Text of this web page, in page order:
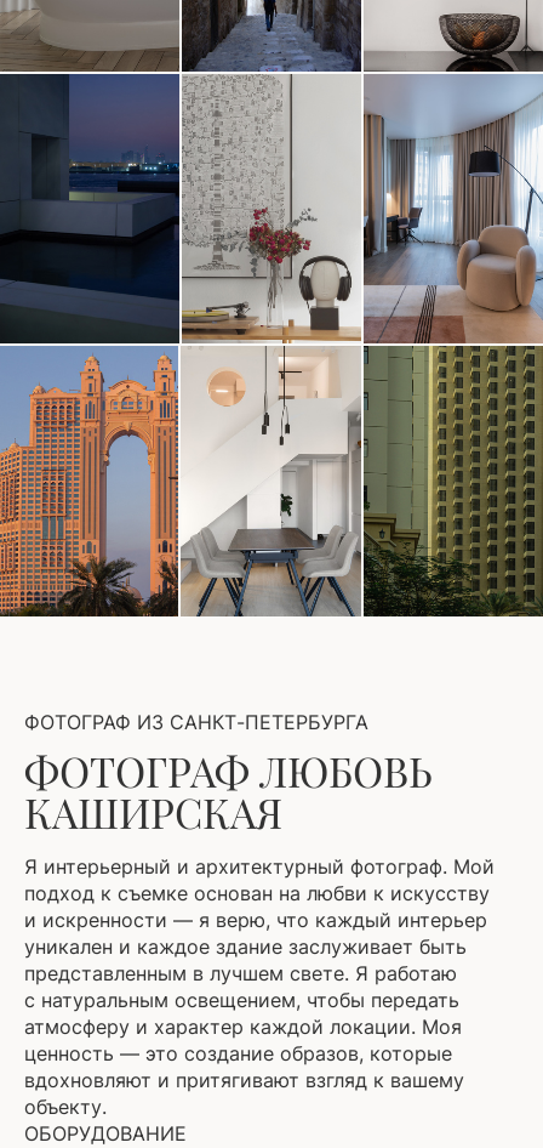
ФОТОГРАФ ИЗ САНКТ-ПЕТЕРБУРГА
ФОТОГРАФ ЛЮБОВЬ
КАШИРСКАЯ
Я интерьерный и архитектурный фотограф. Мой
подход к съемке основан на любви к искусству
и искренности — я верю, что каждый интерьер
уникален и каждое здание заслуживает быть
представленным в лучшем свете. Я работаю
с натуральным освещением, чтобы передать
атмосферу и характер каждой локации. Моя
ценность — это создание образов, которые
вдохновляют и притягивают взгляд к вашему
объекту.
ОБОРУДОВАНИЕ